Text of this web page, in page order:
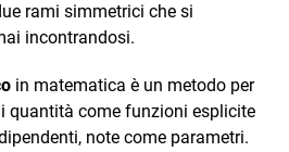
rami simmetrici che si
incontrandosi.
in matematica è un metodo per
quantità come funzioni esplicite
note come parametri.